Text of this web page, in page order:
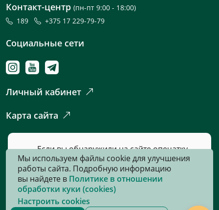
Контакт-центр (пн-пт 9:00 - 18:00)
189
+375 17 229-79-79
Социальные сети
Личный кабинет
Карта сайта
Если вы обнаружили на сайте опечатку
или неточность, пожалуйста, нажмите
сюдаи сообщите нам об этом.
© 2026, Все права защищены
Мы используем файлы cookie для улучшения
работы сайта. Подробную информацию
вы найдете в Политике в отношении
обработки куки (cookies)
Настроить cookies